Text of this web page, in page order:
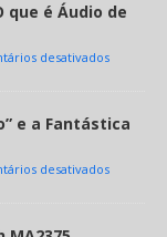
que é Áudio de
desativados
e a Fantástica
desativados